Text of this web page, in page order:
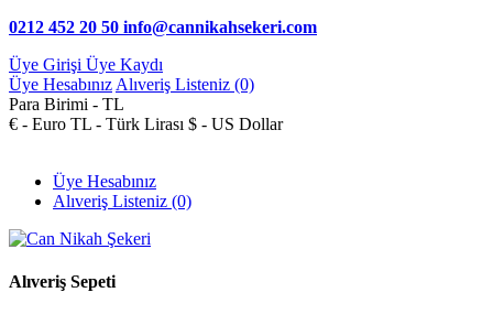
0212 452 20 50 info@cannikahsekeri.com
Üye Girişi Üye Kaydı
Üye Hesabınız Alıveriş Listeniz (0)
Para Birimi - TL
€ - Euro TL - Türk Lirası $ - US Dollar
Üye Hesabınız
Alıveriş Listeniz (0)
Alıveriş Sepeti